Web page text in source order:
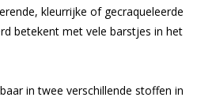
kleurrijke of gecraqueleerde
betekent met vele barstjes in het
in twee verschillende stoffen in